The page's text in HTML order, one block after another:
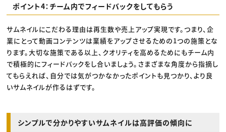
ポイント4：チーム内でフィードバックをしてもらう
サムネイルにこだわる理由は再生数や売上アップ実現です。つまり、企
業にとって動画コンテンツは業績をアップさせるための1つの施策とな
ります。大切な施策である以上、クオリティを高めるためにもチーム内
で積極的にフィードバックをし合いましょう。さまざまな角度から指摘し
てもらえれば、自分では気がつかなかったポイントも見つかり、より良
いサムネイルが作るはずです。
シンプルで分かりやすいサムネイルは高評価の傾向に